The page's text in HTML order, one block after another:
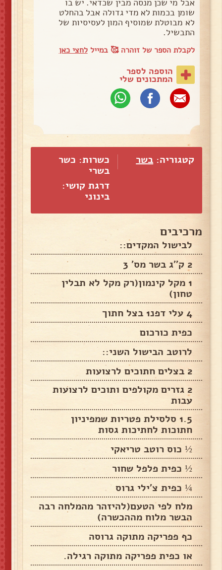
אבל מי שכן מנסה מבין שכדאי. יש בו
שומן בכמות לא מדי גדולה אבל בהחלט
לא מבוטלת שמוסיף המון לעסיסיות של
התבשיל.
לקבלת הספר של זוהרה 🥰 במייללחצי כאן
הוספה לספר
המתכונים שלי
קטגוריה: בשר
כשרות: כשר
בשרי
דרגת קושי:
בינוני
מרכיבים
לבישול המקדים::
2 ק''ג בשר מס' 3
1 מקל קינמון(רק מקל לא תבלין
טחון)
4 עלי דפנ1 בצל חתוך
כפית כורכום
לרוטב הבישול השני::
2 בצלים חתוכים לרצועות
2 גזרים מקולפים ותוכים לרצועות
עבות
1.5 סלסילת פטריות שמפיניון
חתוכות לחתיכות גסות
½ כוס רוטב טריאקי
½ כפית פלפל שחור
¼ כפית צ'ילי גרוס
מלח לפי הטעם(להיזהר מהמלחה רבה
הבשר מלוח מההכשרה)
כף פפריקה מתוקה גרוסה
או כפית פפריקה מתוקה רגילה.